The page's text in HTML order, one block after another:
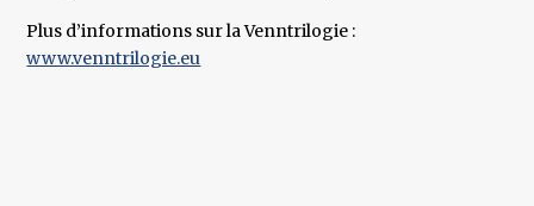
Plus d’informations sur la Venntrilogie :
www.venntrilogie.eu